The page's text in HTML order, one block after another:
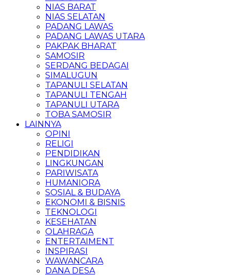
NIAS BARAT
NIAS SELATAN
PADANG LAWAS
PADANG LAWAS UTARA
PAKPAK BHARAT
SAMOSIR
SERDANG BEDAGAI
SIMALUGUN
TAPANULI SELATAN
TAPANULI TENGAH
TAPANULI UTARA
TOBA SAMOSIR
LAINNYA
OPINI
RELIGI
PENDIDIKAN
LINGKUNGAN
PARIWISATA
HUMANIORA
SOSIAL & BUDAYA
EKONOMI & BISNIS
TEKNOLOGI
KESEHATAN
OLAHRAGA
ENTERTAIMENT
INSPIRASI
WAWANCARA
DANA DESA